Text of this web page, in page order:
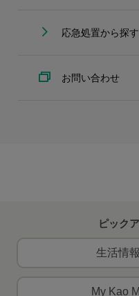
応急処置から探す
お問い合わせ
ピック
生活情
My Kao